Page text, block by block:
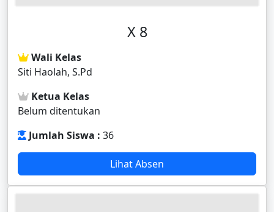
X 8
Wali Kelas
Siti Haolah, S.Pd
Ketua Kelas
Belum ditentukan
Jumlah Siswa : 36
Lihat Absen